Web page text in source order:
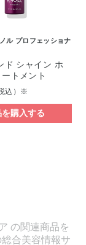
ル プロフェッショナ
ド シャイン ホ
トメント
税込）※
購入する
の関連商品を
合美容情報サ